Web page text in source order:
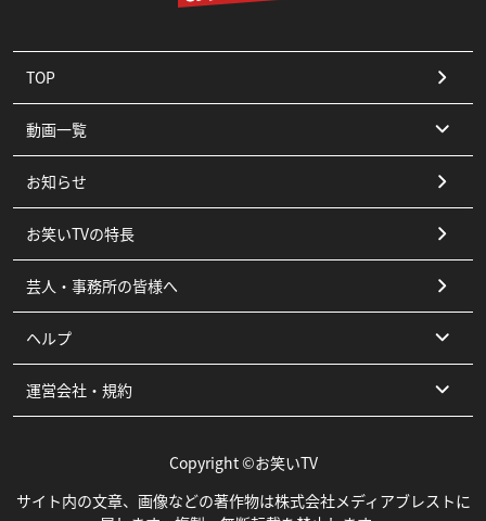
TOP
動画一覧
コント
漫才
ピン
その他
お知らせ
お笑いTVの特長
芸人・事務所の皆様へ
ヘルプ
よくある質問
運営会社・規約
利用規約
Copyright ©お笑いTV
サイト内の文章、画像などの著作物は株式会社メディアブレストに